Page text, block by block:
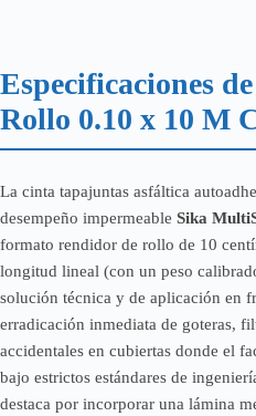
Especificaciones
Rollo 0.10 x 10 M
La cinta tapajuntas asfáltica
desempeño impermeable Sika
formato rendidor de rollo de 10
longitud lineal (con un peso
solución técnica y de aplicación en
erradicación inmediata de goteras,
accidentales en cubiertas donde el
bajo estrictos estándares de
destaca por incorporar una lámina